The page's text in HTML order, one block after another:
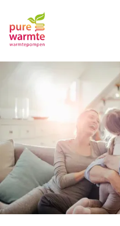
Echt
met een
electric